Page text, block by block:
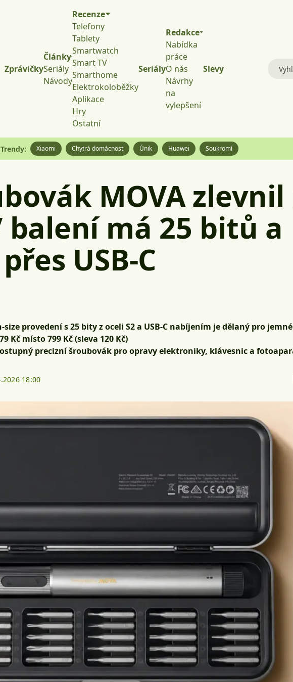
Zprávičky
Články
Seriály
Návody
Recenze
Telefony
Tablety
Smartwatch
Smart TV
Smarthome
Elektrokoloběžky
Aplikace
Hry
Ostatní
Seriály
Redakce
Nabídka
práce
O nás
Návrhy
na
vylepšení
Slevy
Trendy: Xiaomi Chytrá domácnost Únik Huawei Soukromí
MOVA zlevnil
balení má 25 bitů a
USB-C
size provedení s 25 bity z oceli S2 a USB-C nabíjením je dělaný pro
Kč místo 799 Kč (sleva 120 Kč)
precizní šroubovák pro opravy elektroniky, klávesnic a
18:00